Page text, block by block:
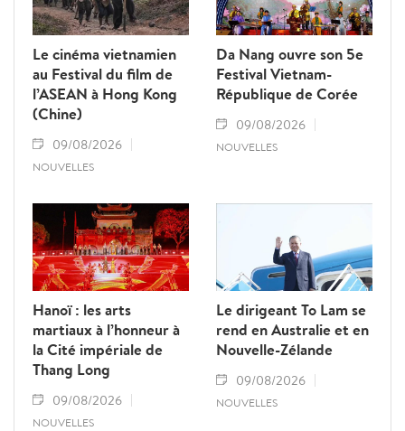
Le cinéma vietnamien
au Festival du film de
l’ASEAN à Hong Kong
(Chine)
09/08/2026
NOUVELLES
Da Nang ouvre son 5e
Festival Vietnam-
République de Corée
09/08/2026
NOUVELLES
Hanoï : les arts
martiaux à l’honneur à
la Cité impériale de
Thang Long
09/08/2026
NOUVELLES
Le dirigeant To Lam se
rend en Australie et en
Nouvelle-Zélande
09/08/2026
NOUVELLES